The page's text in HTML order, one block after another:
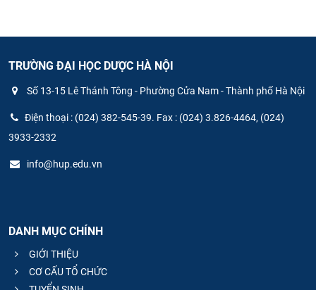
TRƯỜNG ĐẠI HỌC DƯỢC HÀ NỘI
Số 13-15 Lê Thánh Tông - Phường Cửa Nam - Thành phố Hà Nội
Điện thoại : (024) 382-545-39. Fax : (024) 3.826-4464, (024)
3933-2332
info@hup.edu.vn
DANH MỤC CHÍNH
GIỚI THIỆU
CƠ CẤU TỔ CHỨC